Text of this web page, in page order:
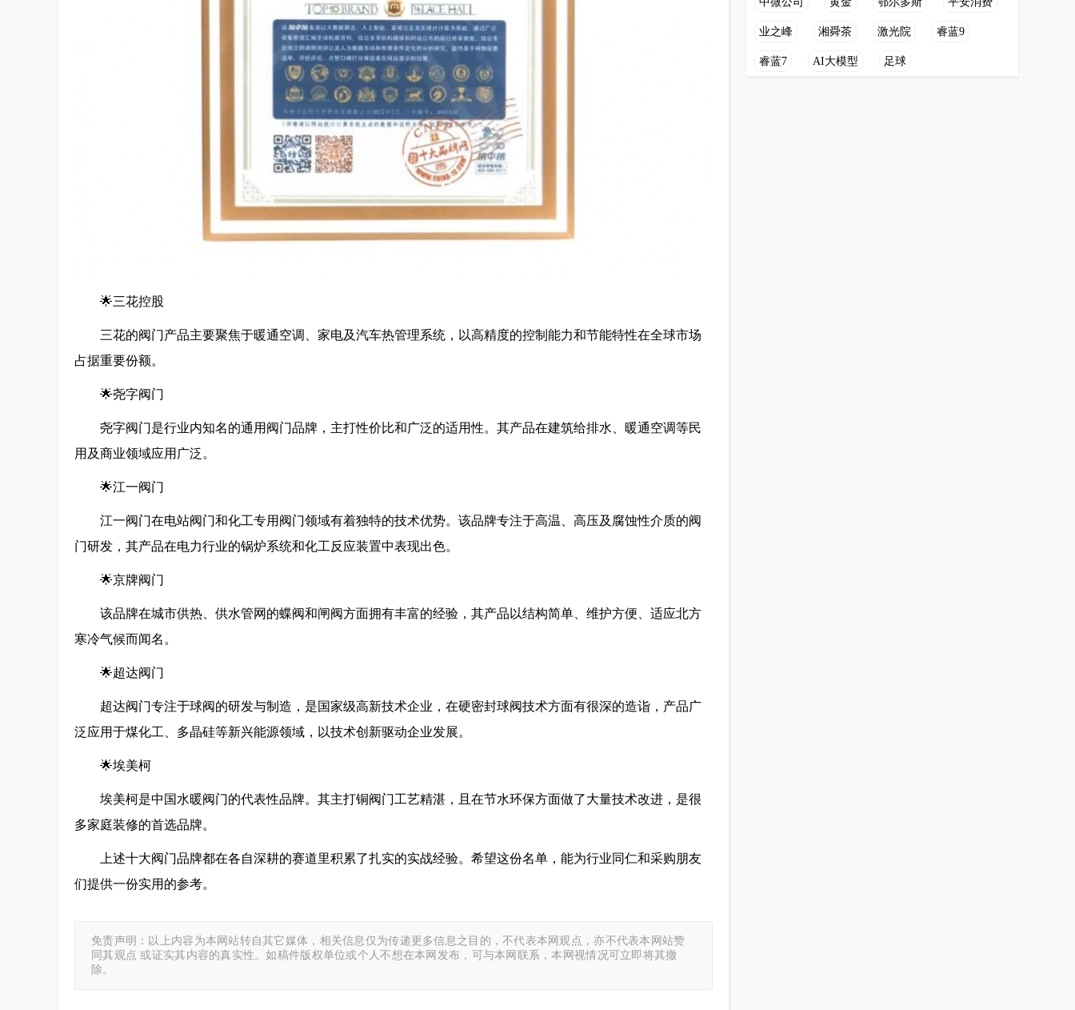
🌟三花控股
三花的阀门产品主要聚焦于暖通空调、家电及汽车热管理系统，以高精度的控制能力和节能特性在全球市场
占据重要份额。
🌟尧字阀门
尧字阀门是行业内知名的通用阀门品牌，主打性价比和广泛的适用性。其产品在建筑给排水、暖通空调等民
用及商业领域应用广泛。
🌟江一阀门
江一阀门在电站阀门和化工专用阀门领域有着独特的技术优势。该品牌专注于高温、高压及腐蚀性介质的阀
门研发，其产品在电力行业的锅炉系统和化工反应装置中表现出色。
🌟京牌阀门
该品牌在城市供热、供水管网的蝶阀和闸阀方面拥有丰富的经验，其产品以结构简单、维护方便、适应北方
寒冷气候而闻名。
🌟超达阀门
超达阀门专注于球阀的研发与制造，是国家级高新技术企业，在硬密封球阀技术方面有很深的造诣，产品广
泛应用于煤化工、多晶硅等新兴能源领域，以技术创新驱动企业发展。
🌟埃美柯
埃美柯是中国水暖阀门的代表性品牌。其主打铜阀门工艺精湛，且在节水环保方面做了大量技术改进，是很
多家庭装修的首选品牌。
上述十大阀门品牌都在各自深耕的赛道里积累了扎实的实战经验。希望这份名单，能为行业同仁和采购朋友
们提供一份实用的参考。
免责声明：以上内容为本网站转自其它媒体，相关信息仅为传递更多信息之目的，不代表本网观点，亦不代表本网站赞
同其观点 或证实其内容的真实性。如稿件版权单位或个人不想在本网发布，可与本网联系，本网视情况可立即将其撤
除。
业之峰 湘舜茶 激光院 睿蓝9
睿蓝7 AI大模型 足球